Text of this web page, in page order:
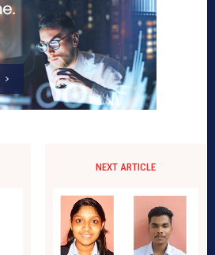
NEXT ARTICLE